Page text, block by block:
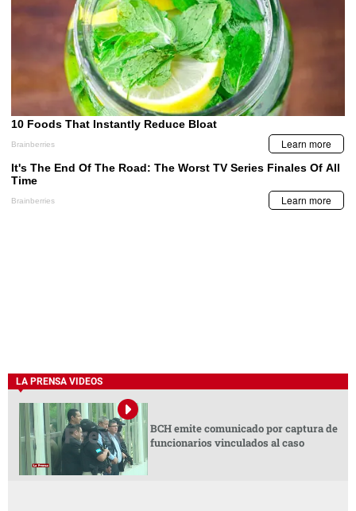
LA PRENSA VIDEOS
BCH emite comunicado por captura de
funcionarios vinculados al caso